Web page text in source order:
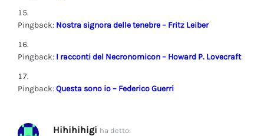
Pingback: Nostra signora delle tenebre – Fritz Leiber
Pingback: I racconti del Necronomicon – Howard P. Lovecraft
Pingback:Questa sono io – Federico Guerri
Hihihihigi ha detto: